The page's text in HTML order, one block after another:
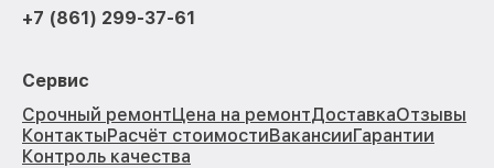
+7 (861) 299-37-61
Сервис
Срочный ремонтЦена на ремонтДоставкаОтзывы
КонтактыРасчёт стоимостиВакансииГарантии
Контроль качества